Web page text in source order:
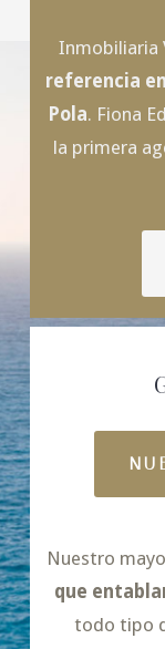
Inmobiliaria
referencia
Pola. Fiona
la primera
Nuestro
que
todo tipo